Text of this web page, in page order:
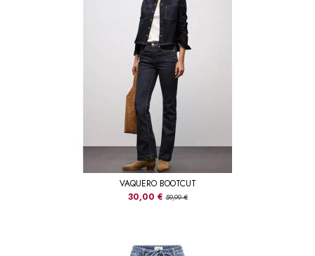
VAQUERO BOOTCUT
30,00 € 59,99 €